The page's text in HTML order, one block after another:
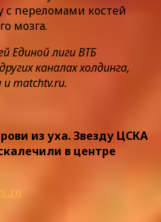
с переломами костей
мозга.
Единой лиги ВТБ
каналах холдинга,
matchtv.ru.
из уха. Звезду ЦСКА
в центре